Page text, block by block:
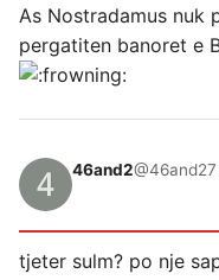
As Nostradamus nuk
pergatiten banoret e
46and2@46and2
tjeter sulm? po nje